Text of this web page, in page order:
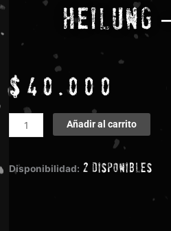
Heilung
$ 40.000
Heilung
-
cantidad
Añadir al carrito
Disponibilidad: 2 disponibles